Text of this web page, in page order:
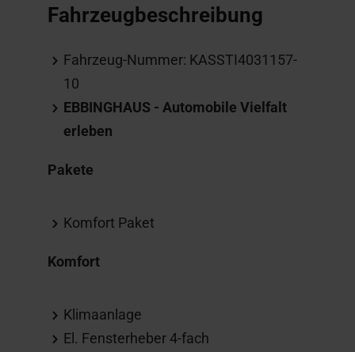
Fahrzeugbeschreibung
Fahrzeug-Nummer: KASSTI4031157-
10
EBBINGHAUS - Automobile Vielfalt
erleben
Pakete
Komfort Paket
Komfort
Klimaanlage
El. Fensterheber 4-fach